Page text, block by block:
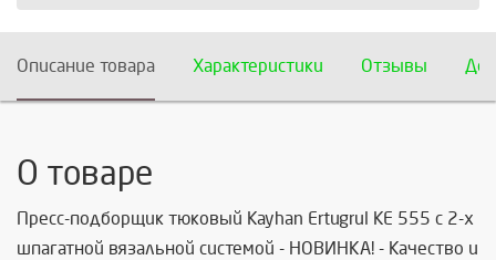
Описание товара Характеристики Отзывы
О товаре
Пресс-подборщик тюковый Kayhan Ertugrul KE 555 с 2-х
шпагатной вязальной системой - НОВИНКА! - Качество и